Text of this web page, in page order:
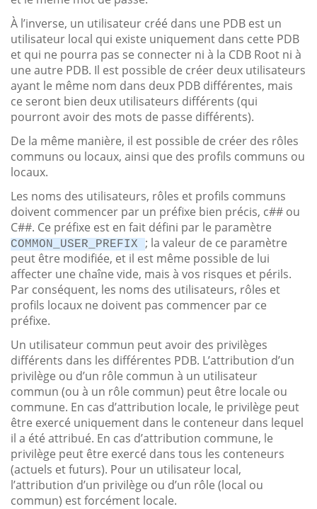
À l’inverse, un utilisateur créé dans une PDB est un
utilisateur local qui existe uniquement dans cette PDB
et qui ne pourra pas se connecter ni à la CDB Root ni à
une autre PDB. Il est possible de créer deux utilisateurs
ayant le même nom dans deux PDB différentes, mais
ce seront bien deux utilisateurs différents (qui
pourront avoir des mots de passe différents).
De la même manière, il est possible de créer des rôles
communs ou locaux, ainsi que des profils communs ou
locaux.
Les noms des utilisateurs, rôles et profils communs
doivent commencer par un préfixe bien précis, c## ou
C##. Ce préfixe est en fait défini par le paramètre
COMMON_USER_PREFIX ; la valeur de ce paramètre
peut être modifiée, et il est même possible de lui
affecter une chaîne vide, mais à vos risques et périls.
Par conséquent, les noms des utilisateurs, rôles et
profils locaux ne doivent pas commencer par ce
préfixe.
Un utilisateur commun peut avoir des privilèges
différents dans les différentes PDB. L’attribution d’un
privilège ou d’un rôle commun à un utilisateur
commun (ou à un rôle commun) peut être locale ou
commune. En cas d’attribution locale, le privilège peut
être exercé uniquement dans le conteneur dans lequel
il a été attribué. En cas d’attribution commune, le
privilège peut être exercé dans tous les conteneurs
(actuels et futurs). Pour un utilisateur local,
l’attribution d’un privilège ou d’un rôle (local ou
commun) est forcément locale.